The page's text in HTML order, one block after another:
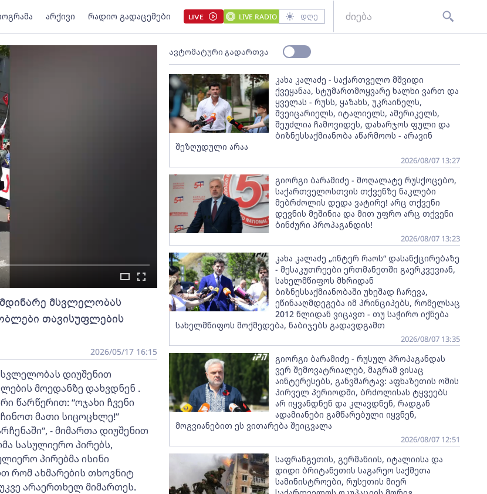
არქივი რადიო გადაცემები LIVE LIVE RADIO დღე
მსვლელობას
თავისუფლების
2026/05/17 16:15
დიუშენით
მოედანზე დახვდნენ .
წარწერით: “ოჯახი ჩვენი
მათი სიცოცხლე!”
- მიმართა დიუშენით
სასულიერო პირებს,
პირებმა ისინი
რომ ახმარების თხოვნიტ
არაერთხელ მიმართეს.
ავტომატური გადართვა
კახა კალაძე - საქართველო მშვიდი
ქვეყანაა, სტუმართმოყვარე ხალხი ვართ და
ყველას - რუსს, ყაზახს, უკრაინელს,
შვეიცარიელს, იტალიელს, ამერიკელს,
შეუძლია ჩამოვიდეს, დახარჯოს ფული და
ბიზნესსაქმიანობა აწარმოოს - არავინ
შეზღუდული არაა
2026/08/07 13:27
გიორგი ბარამიძე - მოღალატე რუსქოცებო,
საქართველოსთვის თქვენზე ნაკლები
მებრძოლის დედა ვატირე! არც თქვენი
დევნის მეშინია და მით უფრო არც თქვენი
ბინძური პროპაგანდის!
2026/08/07 13:23
კახა კალაძე „ინტერ რაოს“ დასანქცირებაზე
- მესაკუთრეები ერთმანეთში გაერკვევიან,
სახელმწიფოს მხრიდან
ბიზნესსაქმიანობაში უხეშად ჩარევა,
ეწინააღმდეგება იმ პრინციპებს, რომელსაც
2012 წლიდან ვიცავთ - თუ საჭირო იქნება
სახელმწიფოს მოქმედება, ნაბიჯებს გადავდგამთ
2026/08/07 13:35
გიორგი ბარამიძე - რუსულ პროპაგანდას
ვერ შემოვატრიალებ, მაგრამ ვისაც
აინტერესებს, განვმარტავ: აფხაზეთის ომის
პირველ პერიოდში, ბრძოლისას ტყვეებს
არ იყვანდნენ და კლავდნენ, რადგან
ადამიანები გამწარებული იყვნენ,
მოგვიანებით ეს ვითარება შეიცვალა
2026/08/07 12:51
საფრანგეთის, გერმანიის, იტალიისა და
დიდი ბრიტანეთის საგარეო საქმეთა
სამინისტროები, რუსეთის მიერ